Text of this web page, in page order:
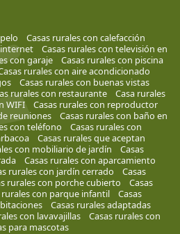
Casas rurales con calefacción
internet
Casas rurales con televisión en
con garaje
Casas rurales con piscina
rurales con aire acondicionado
Casas rurales con buenas vistas
rurales con restaurante
Casa rurales
WIFI
Casas rurales con reproductor
reuniones
Casas rurales con baño en
con teléfono
Casas rurales con
Casas rurales que aceptan
con mobiliario de jardín
Casas
Casas rurales con aparcamiento
rurales con jardín cerrado
Casas
rurales con porche cubierto
Casas
rurales con parque infantil
Casas
Casas rurales adaptadas
con lavavajillas
Casas rurales con
para mascotas